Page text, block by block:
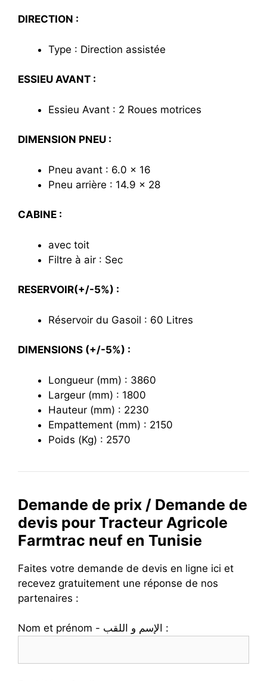
DIRECTION :
Type : Direction assistée
ESSIEU AVANT :
Essieu Avant : 2 Roues motrices
DIMENSION PNEU :
Pneu avant : 6.0 x 16
Pneu arrière : 14.9 x 28
CABINE :
avec toit
Filtre à air : Sec
RESERVOIR(+/-5%) :
Réservoir du Gasoil : 60 Litres
DIMENSIONS (+/-5%) :
Longueur (mm) : 3860
Largeur (mm) : 1800
Hauteur (mm) : 2230
Empattement (mm) : 2150
Poids (Kg) : 2570
Demande de prix / Demande de
devis pour Tracteur Agricole
Farmtrac neuf en Tunisie
Faites votre demande de devis en ligne ici et
recevez gratuitement une réponse de nos
partenaires :
Nom et prénom - الإسم و اللقب :